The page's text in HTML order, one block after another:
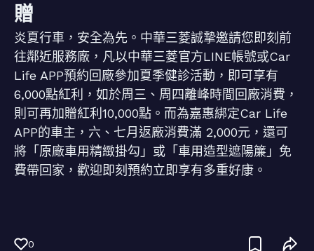
贈
炎夏行車，安全為先。中華三菱誠摯邀請您即刻前
往鄰近服務廠，凡以中華三菱官方LINE帳號或Car
Life APP預約回廠參加夏季健診活動，即可享有
6,000點紅利，如於周三、周四離峰時間回廠消費，
則可再加贈紅利10,000點。而為嘉惠綁定Car Life
APP的車主，六、七月返廠消費滿 2,000元，還可
將「原廠車用精緻掛勾」或「車用造型遮陽簾」免
費帶回家，歡迎即刻預約立即享有多重好康。
0